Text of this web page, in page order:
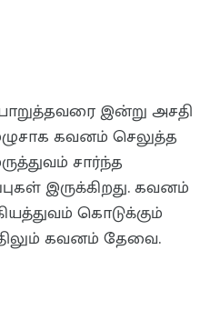
இன்று அசதி
கவனம் செலுத்த
சார்ந்த
இருக்கிறது. கவனம்
கொடுக்கும்
கவனம் தேவை.